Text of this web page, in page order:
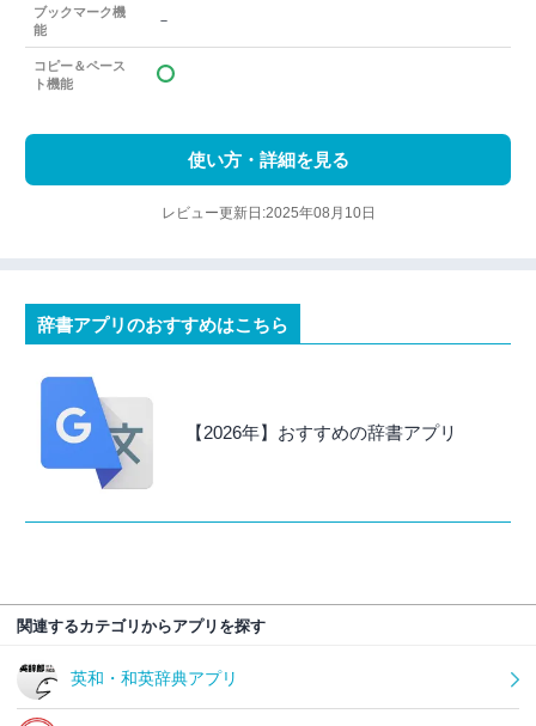
ブックマーク機
能
－
コピー＆ペース
ト機能
使い方・詳細を見る
レビュー更新日:2025年08月10日
辞書アプリのおすすめはこちら
【2026年】おすすめの辞書アプリ
関連するカテゴリからアプリを探す
英和・和英辞典アプリ